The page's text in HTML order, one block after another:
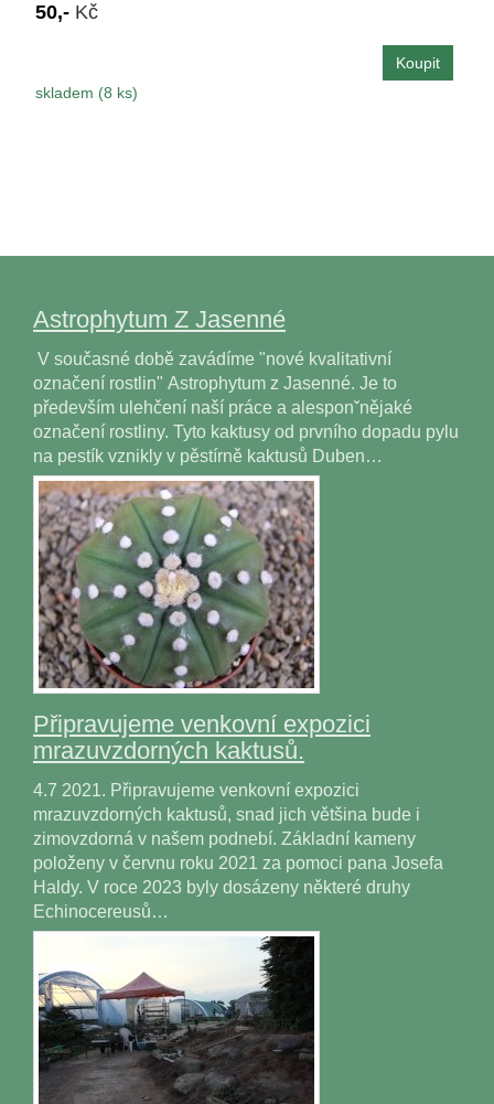
50,- Kč
skladem (8 ks)
Astrophytum Z Jasenné
V současné době zavádíme "nové kvalitativní
označení rostlin" Astrophytum z Jasenné. Je to
především ulehčení naší práce a alesponˇnějaké
označení rostliny. Tyto kaktusy od prvního dopadu pylu
na pestík vznikly v pěstírně kaktusů Duben…
Připravujeme venkovní expozici
mrazuvzdorných kaktusů.
4.7 2021. Připravujeme venkovní expozici
mrazuvzdorných kaktusů, snad jich většina bude i
zimovzdorná v našem podnebí. Základní kameny
položeny v červnu roku 2021 za pomoci pana Josefa
Haldy. V roce 2023 byly dosázeny některé druhy
Echinocereusů…